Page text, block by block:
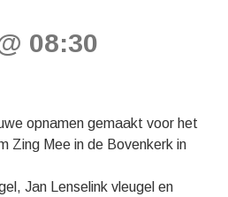
08:30
opnamen gemaakt voor het
Zing Mee in de Bovenkerk in
Jan Lenselink vleugel en